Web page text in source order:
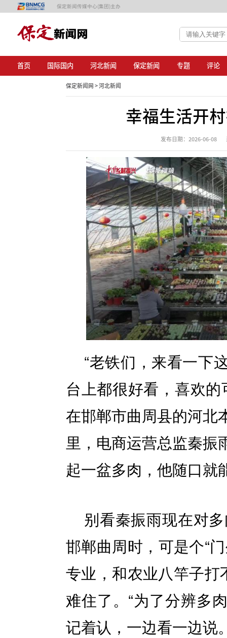
保定新闻传媒中心(集团)主办
首页 国际国内 河北新闻 保定新闻 专题 评论
保定新闻网 >河北新闻
幸福生活开
发布日期：2026-06-08
“老铁们，来看一下
台上都很好看，喜欢
在邯郸市曲周县的河北
里，电商运营总监秦振
起一盆多肉，他随口就
别看秦振雨现在对
邯郸曲周时，可是个“
专业，和农业八竿子
难住了。“为了分辨多
记着认，一边看一边说